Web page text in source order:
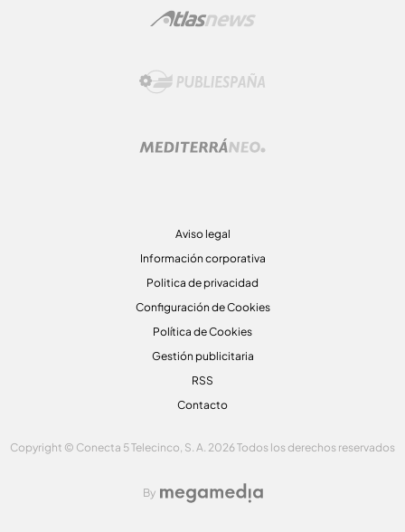
Aviso legal
Información corporativa
Politica de privacidad
Configuración de Cookies
Política de Cookies
Gestión publicitaria
RSS
Contacto
Copyright © Conecta 5 Telecinco, S. A. 2026 Todos los derechos reservados
By